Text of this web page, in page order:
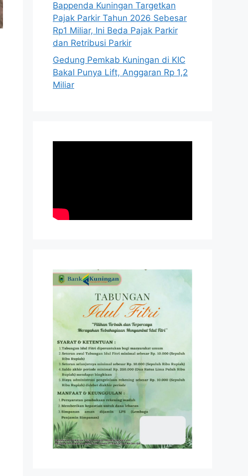
Bappenda Kuningan Targetkan
Pajak Parkir Tahun 2026 Sebesar
Rp1 Miliar, Ini Beda Pajak Parkir
dan Retribusi Parkir
Gedung Pemkab Kuningan di KIC
Bakal Punya Lift, Anggaran Rp 1,2
Miliar